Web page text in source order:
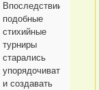
Впоследствии
подобные
стихийные
турниры
старались
упорядочивать
и создавать